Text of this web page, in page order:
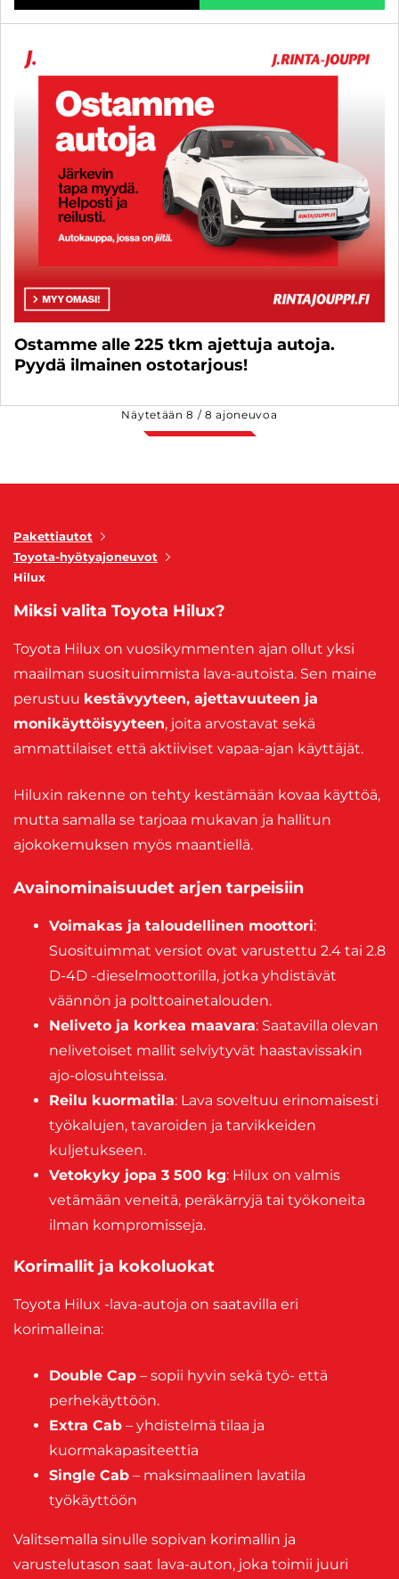
Ostamme alle 225 tkm ajettuja autoja.
Pyydä ilmainen ostotarjous!
Näytetään8 /8 ajoneuvoa
Pakettiautot
Toyota-hyötyajoneuvot
Hilux
Miksi valita Toyota Hilux?
Toyota Hilux on vuosikymmenten ajan ollut yksi
maailman suosituimmista lava-autoista. Sen maine
perustuu kestävyyteen, ajettavuuteen ja
monikäyttöisyyteen, joita arvostavat sekä
ammattilaiset että aktiiviset vapaa-ajan käyttäjät.
Hiluxin rakenne on tehty kestämään kovaa käyttöä,
mutta samalla se tarjoaa mukavan ja hallitun
ajokokemuksen myös maantiellä.
Avainominaisuudet arjen tarpeisiin
Voimakas ja taloudellinen moottori:
Suosituimmat versiot ovat varustettu 2.4 tai 2.8
D-4D -dieselmoottorilla, jotka yhdistävät
väännön ja polttoainetalouden.
Neliveto ja korkea maavara: Saatavilla olevan
nelivetoiset mallit selviytyvät haastavissakin
ajo-olosuhteissa.
Reilu kuormatila: Lava soveltuu erinomaisesti
työkalujen, tavaroiden ja tarvikkeiden
kuljetukseen.
Vetokyky jopa 3 500 kg: Hilux on valmis
vetämään veneitä, peräkärryjä tai työkoneita
ilman kompromisseja.
Korimallit ja kokoluokat
Toyota Hilux -lava-autoja on saatavilla eri
korimalleina:
Double Cap – sopii hyvin sekä työ- että
perhekäyttöön.
Extra Cab – yhdistelmä tilaa ja
kuormakapasiteettia
Single Cab – maksimaalinen lavatila
työkäyttöön
Valitsemalla sinulle sopivan korimallin ja
varustelutason saat lava-auton, joka toimii juuri